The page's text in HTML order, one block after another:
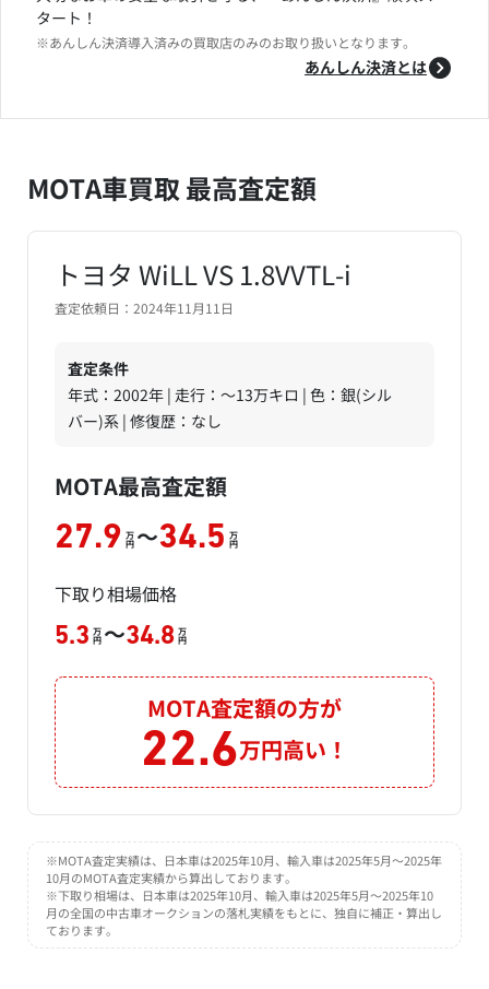
タート！
※あんしん決済導入済みの買取店のみのお取り扱いとなります。
あんしん決済とは
MOTA車買取 最高査定額
トヨタ WiLL VS 1.8VVTL-i
査定依頼日：2024年11月11日
査定条件
年式：2002年 | 走行：～13万キロ | 色：銀(シル
バー)系 | 修復歴：なし
MOTA最高査定額
27.9 万
円 ～34.5 万
円
下取り相場価格
5.3 万
円 ～34.8 万
円
MOTA査定額の方が
22.6万円高い！
※MOTA査定実績は、日本車は2025年10月、輸入車は2025年5月～2025年
10月のMOTA査定実績から算出しております。
※下取り相場は、日本車は2025年10月、輸入車は2025年5月～2025年10
月の全国の中古車オークションの落札実績をもとに、独自に補正・算出し
ております。